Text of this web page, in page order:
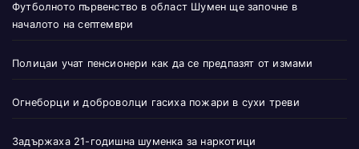
Футболното първенство в област Шумен ще започне в
началото на септември
Полицаи учат пенсионери как да се предпазят от измами
Огнеборци и доброволци гасиха пожари в сухи треви
Задържаха 21-годишна шуменка за наркотици